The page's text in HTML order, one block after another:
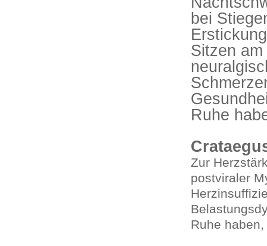
bei
Sitzen
Ruhe
Zur
postviraler
Ruhe